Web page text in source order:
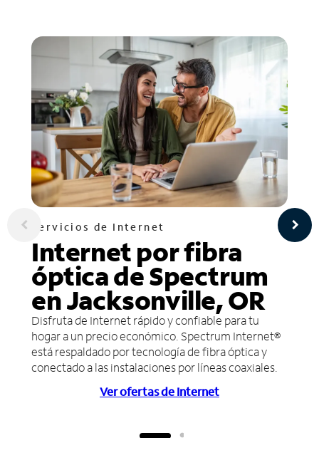
Servicios de Internet
Internet por fibra
óptica de Spectrum
en Jacksonville, OR
Disfruta de Internet rápido y confiable para tu
hogar a un precio económico. Spectrum Internet®
está respaldado por tecnología de fibra óptica y
conectado a las instalaciones por líneas coaxiales.
Ver ofertas de Internet